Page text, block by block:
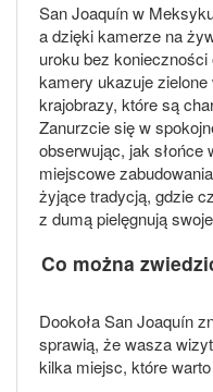
San Joaquín w
a dzięki kamerze na
uroku bez
kamery ukazuje
krajobrazy, które są
Zanurzcie się w
obserwując, jak słońce
miejscowe
żyjące tradycją, gdzie
z dumą pielęgnują
Co można
Dookoła San Joaquín
sprawią, że wasza
kilka miejsc, które